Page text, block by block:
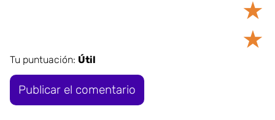
★
★
Tu puntuación: Útil